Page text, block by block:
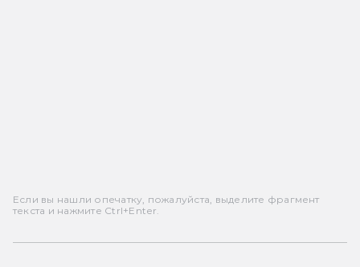
Если вы нашли опечатку, пожалуйста, выделите фрагмент
текста и нажмите Ctrl+Enter.